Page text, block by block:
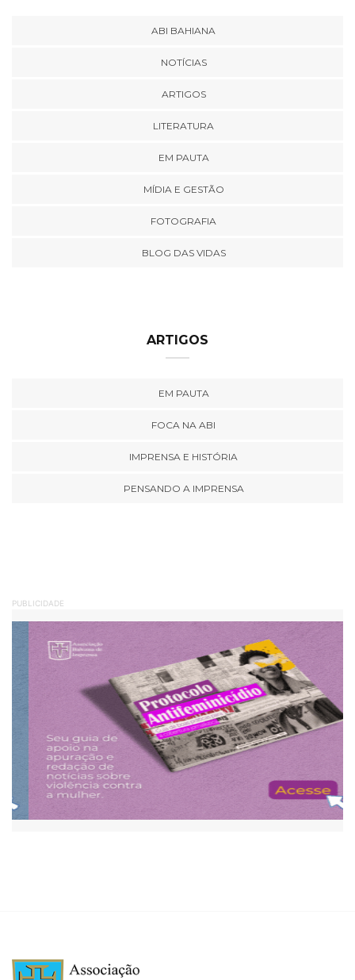
ABI BAHIANA
NOTÍCIAS
ARTIGOS
LITERATURA
EM PAUTA
MÍDIA E GESTÃO
FOTOGRAFIA
BLOG DAS VIDAS
ARTIGOS
EM PAUTA
FOCA NA ABI
IMPRENSA E HISTÓRIA
PENSANDO A IMPRENSA
PUBLICIDADE